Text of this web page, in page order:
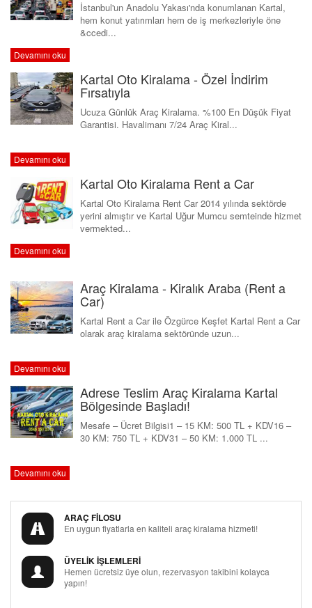
İstanbul'un Anadolu Yakası'nda konumlanan Kartal,
hem konut yatırımları hem de iş merkezleriyle öne
&ccedi...
Devamını oku
Kartal Oto Kiralama - Özel İndirim
Fırsatıyla
Ucuza Günlük Araç Kiralama. %100 En Düşük Fiyat
Garantisi. Havalimanı 7/24 Araç Kiral...
Devamını oku
Kartal Oto Kiralama Rent a Car
Kartal Oto Kiralama Rent Car 2014 yılında sektörde
yerini almıştır ve Kartal Uğur Mumcu semteinde hizmet
vermekted...
Devamını oku
Araç Kiralama - Kiralık Araba (Rent a
Car)
Kartal Rent a Car ile Özgürce Keşfet Kartal Rent a Car
olarak araç kiralama sektöründe uzun...
Devamını oku
Adrese Teslim Araç Kiralama Kartal
Bölgesinde Başladı!
Mesafe – Ücret Bilgisi1 – 15 KM: 500 TL + KDV16 –
30 KM: 750 TL + KDV31 – 50 KM: 1.000 TL ...
Devamını oku
ARAÇ FİLOSU
En uygun fiyatlarla en kaliteli araç kiralama hizmeti!
ÜYELİK İŞLEMLERİ
Hemen ücretsiz üye olun, rezervasyon takibini kolayca
yapın!